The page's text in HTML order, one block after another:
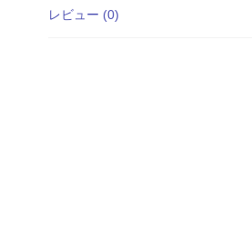
レビュー (0)